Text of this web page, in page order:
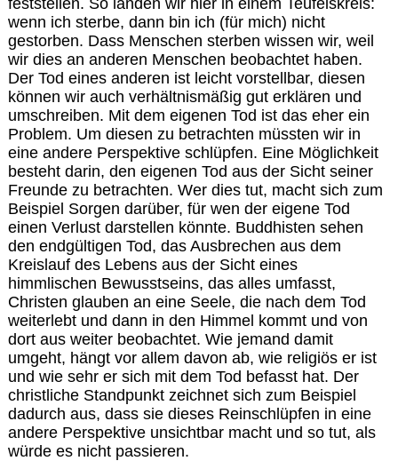
wenn ich sterbe, dann bin ich (für mich) nicht
gestorben. Dass Menschen sterben wissen wir, weil
wir dies an anderen Menschen beobachtet haben.
Der Tod eines anderen ist leicht vorstellbar, diesen
können wir auch verhältnismäßig gut erklären und
umschreiben. Mit dem eigenen Tod ist das eher ein
Problem. Um diesen zu betrachten müssten wir in
eine andere Perspektive schlüpfen. Eine Möglichkeit
besteht darin, den eigenen Tod aus der Sicht seiner
Freunde zu betrachten. Wer dies tut, macht sich zum
Beispiel Sorgen darüber, für wen der eigene Tod
einen Verlust darstellen könnte. Buddhisten sehen
den endgültigen Tod, das Ausbrechen aus dem
Kreislauf des Lebens aus der Sicht eines
himmlischen Bewusstseins, das alles umfasst,
Christen glauben an eine Seele, die nach dem Tod
weiterlebt und dann in den Himmel kommt und von
dort aus weiter beobachtet. Wie jemand damit
umgeht, hängt vor allem davon ab, wie religiös er ist
und wie sehr er sich mit dem Tod befasst hat. Der
christliche Standpunkt zeichnet sich zum Beispiel
dadurch aus, dass sie dieses Reinschlüpfen in eine
andere Perspektive unsichtbar macht und so tut, als
würde es nicht passieren.